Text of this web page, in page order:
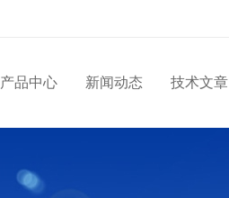
产品中心 新闻动态 技术文章